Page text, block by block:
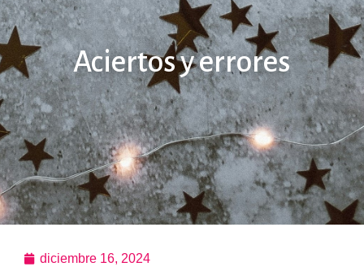
Aciertos y errores
diciembre 16, 2024